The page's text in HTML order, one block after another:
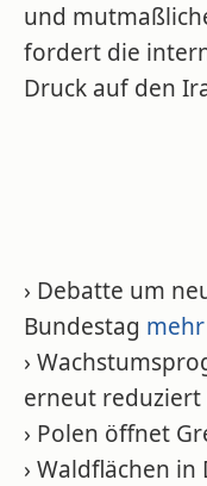
und
fordert die
Druck auf den
› Debatte um
Bundestag mehr
›
erneut reduziert
› Polen öffnet
› Waldflächen